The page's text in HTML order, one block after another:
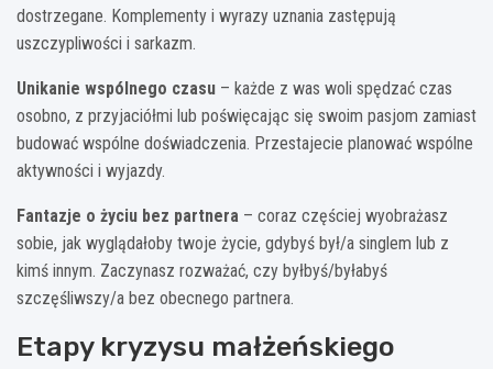
dostrzegane. Komplementy i wyrazy uznania zastępują
uszczypliwości i sarkazm.
Unikanie wspólnego czasu – każde z was woli spędzać czas
osobno, z przyjaciółmi lub poświęcając się swoim pasjom zamiast
budować wspólne doświadczenia. Przestajecie planować wspólne
aktywności i wyjazdy.
Fantazje o życiu bez partnera – coraz częściej wyobrażasz
sobie, jak wyglądałoby twoje życie, gdybyś był/a singlem lub z
kimś innym. Zaczynasz rozważać, czy byłbyś/byłabyś
szczęśliwszy/a bez obecnego partnera.
Etapy kryzysu małżeńskiego